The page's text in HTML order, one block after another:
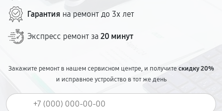
Гарантия на ремонт до 3х лет
Экспресс ремонт за 20 минут
Закажите ремонт в нашем сервисном центре, и получитескидку 20%
и исправное устройство в тот же день